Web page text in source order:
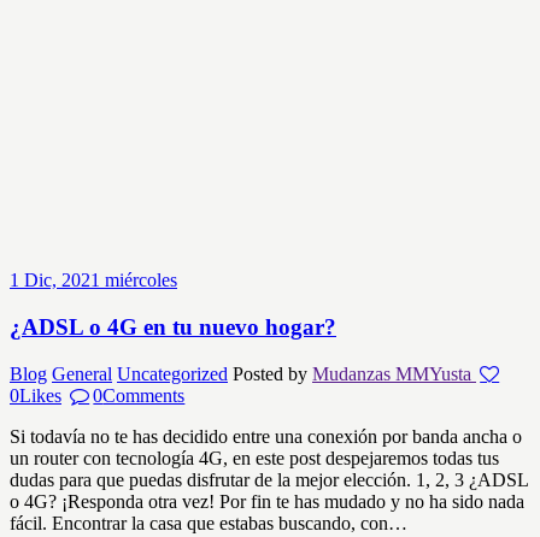
1 Dic, 2021 miércoles
¿ADSL o 4G en tu nuevo hogar?
Blog General Uncategorized Posted by Mudanzas MMYusta
0Likes 0Comments
Si todavía no te has decidido entre una conexión por banda ancha o
un router con tecnología 4G, en este post despejaremos todas tus
dudas para que puedas disfrutar de la mejor elección. 1, 2, 3 ¿ADSL
o 4G? ¡Responda otra vez! Por fin te has mudado y no ha sido nada
fácil. Encontrar la casa que estabas buscando, con…